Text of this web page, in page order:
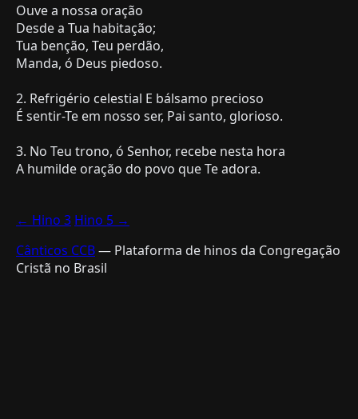
Ouve a nossa oração
Desde a Tua habitação;
Tua benção, Teu perdão,
Manda, ó Deus piedoso.
2. Refrigério celestial E bálsamo precioso
É sentir-Te em nosso ser, Pai santo, glorioso.
3. No Teu trono, ó Senhor, recebe nesta hora
A humilde oração do povo que Te adora.
← Hino 3 Hino 5 →
Cânticos CCB— Plataforma de hinos da Congregação
Cristã no Brasil